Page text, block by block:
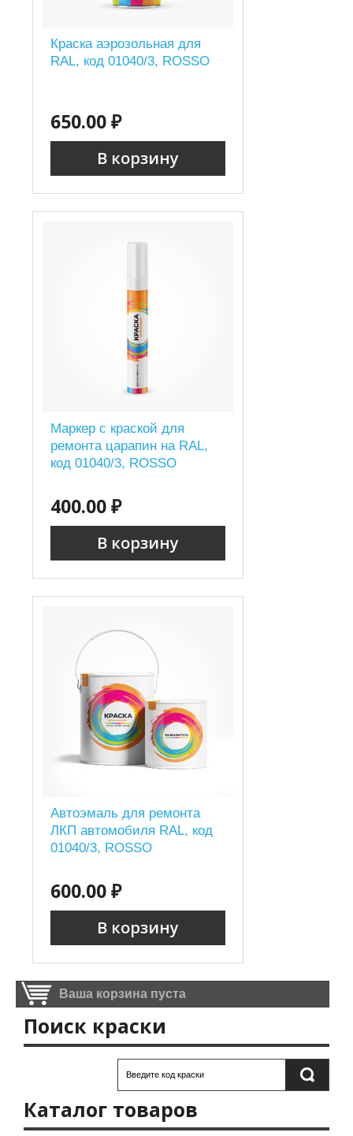
Краска аэрозольная для
RAL, код 01040/3, ROSSO
650.00 ₽
В корзину
Маркер с краской для
ремонта царапин на RAL,
код 01040/3, ROSSO
400.00 ₽
В корзину
Автоэмаль для ремонта
ЛКП автомобиля RAL, код
01040/3, ROSSO
600.00 ₽
В корзину
Ваша корзина пуста
Поиск краски
Каталог товаров